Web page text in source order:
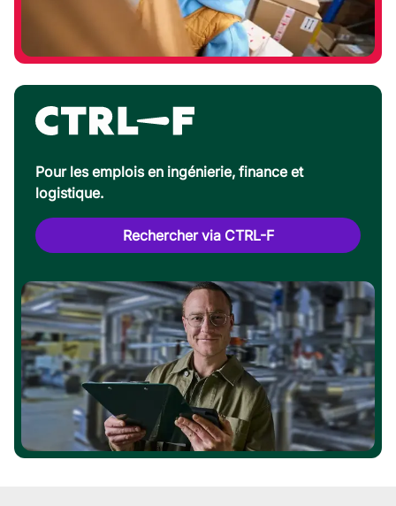
Pour les emplois en ingénierie, finance et
logistique.
Rechercher via CTRL-F